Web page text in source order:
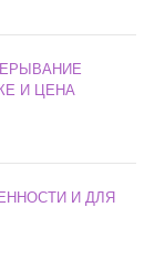
И ЦЕНА
И ДЛЯ